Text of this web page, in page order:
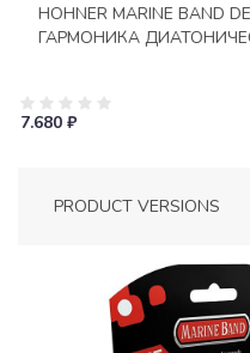
HOHNER MARINE
ГАРМОНИКА
7.680 ₽
PRODUCT VERSIONS